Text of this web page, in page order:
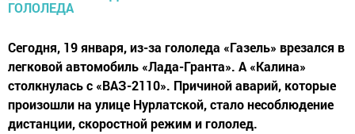
Сегодня, 19 января, из-за гололеда «Газель» врезался в
легковой автомобиль «Лада-Гранта». А «Калина»
столкнулась с «ВАЗ-2110». Причиной аварий, которые
произошли на улице Нурлатской, стало несоблюдение
дистанции, скоростной режим и гололед.